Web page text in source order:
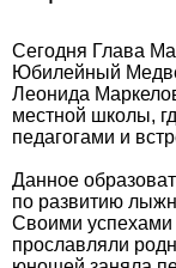
Сегодня Глава
Юбилейный
Леонида
местной школы,
педагогами и
Данное
по развитию
Своими успехами
прославляли